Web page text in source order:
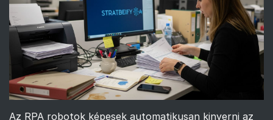
Az RPA robotok képesek automatikusan kinyerni az